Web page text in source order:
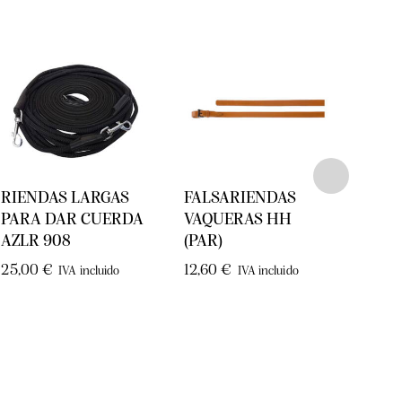
RIENDAS LARGAS
PARA DAR CUERDA
AZLR 908
25,00€ IVA incluido
FALSARIENDAS
VAQUERAS HH
(PAR)
12,60€ IVA incluido